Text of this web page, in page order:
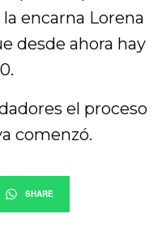
encarna Lorena
desde ahora hay
el proceso
comenzó.
SHARE